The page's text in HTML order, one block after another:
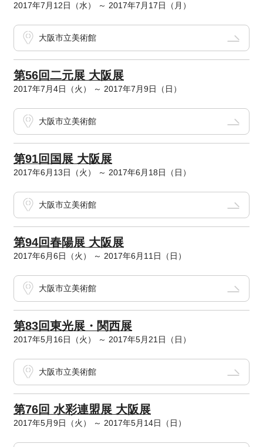
2017年7月12日（水） ～ 2017年7月17日（月）
大阪市立美術館
第56回二元展 大阪展
2017年7月4日（火） ～ 2017年7月9日（日）
大阪市立美術館
第91回国展 大阪展
2017年6月13日（火） ～ 2017年6月18日（日）
大阪市立美術館
第94回春陽展 大阪展
2017年6月6日（火） ～ 2017年6月11日（日）
大阪市立美術館
第83回東光展・関西展
2017年5月16日（火） ～ 2017年5月21日（日）
大阪市立美術館
第76回 水彩連盟展 大阪展
2017年5月9日（火） ～ 2017年5月14日（日）